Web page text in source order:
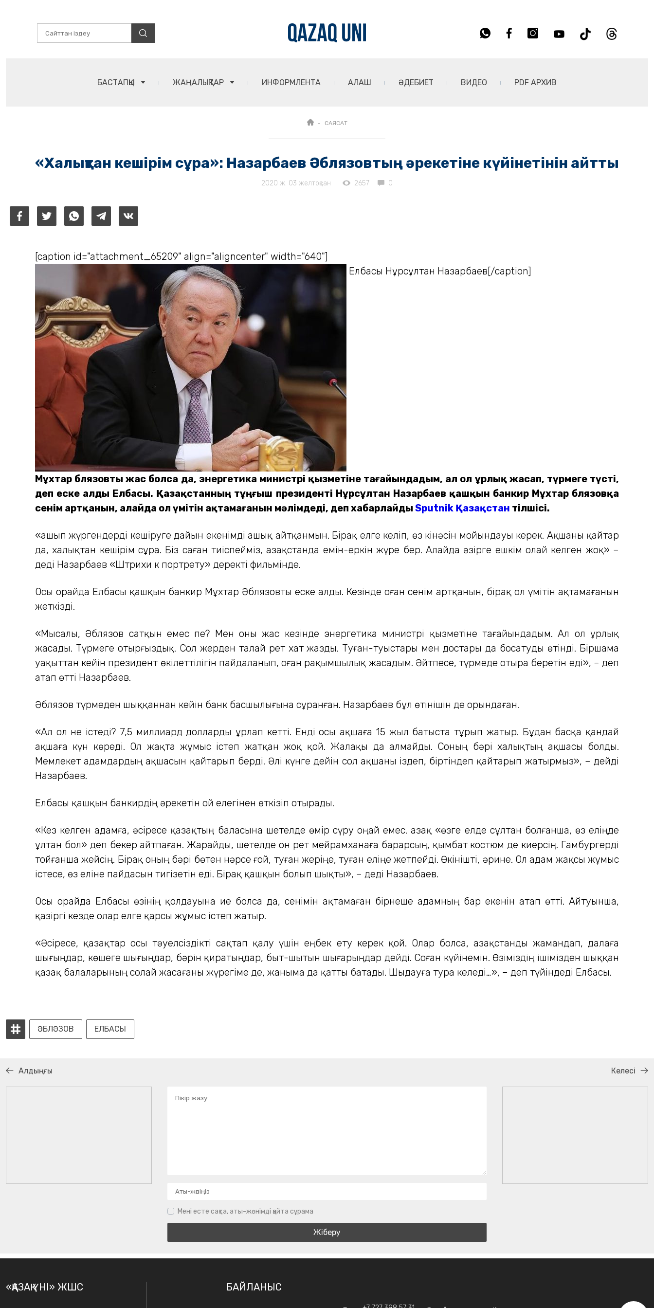
БАСТАПҚЫ ЖАҢАЛЫҚТАР ИНФОРМЛЕНТА АЛАШ ӘДЕБИЕТ ВИДЕО PDF АРХИВ
САЯСАТ
«Халықтан кешірім сұра»: Назарбаев Әблязовтың әрекетіне күйінетінін айтты
2020 ж. 03 желтоқсан 2657 0
[caption id="attachment_65209" align="aligncenter" width="640"]
Елбасы Нұрсұлтан Назарбаев[/caption]
Мұхтар Әблязовты жас болса да, энергетика министрі қызметіне тағайындадым, ал ол ұрлық жасап, түрмеге түсті,
деп еске алды Елбасы. Қазақстанның тұңғыш президенті Нұрсұлтан Назарбаев қашқын банкир Мұхтар Әблязовқа
сенім артқанын, алайда ол үмітін ақтамағанын мәлімдеді, деп хабарлайды Sputnik Қазақстан тілшісі.
«Қашып жүргендерді кешіруге дайын екенімді ашық айтқанмын. Бірақ елге келіп, өз кінәсін мойындауы керек. Ақшаны қайтар
да, халықтан кешірім сұра. Біз саған тиіспейміз, Қазақстанда емін-еркін жүре бер. Алайда әзірге ешкім олай келген жоқ» –
деді Назарбаев «Штрихи к портрету» деректі фильмінде.
Осы орайда Елбасы қашқын банкир Мұхтар Әблязовты еске алды. Кезінде оған сенім артқанын, бірақ ол үмітін ақтамағанын
жеткізді.
«Мысалы, Әблязов сатқын емес пе? Мен оны жас кезінде энергетика министрі қызметіне тағайындадым. Ал ол ұрлық
жасады. Түрмеге отырғыздық. Сол жерден талай рет хат жазды. Туған-туыстары мен достары да босатуды өтінді. Біршама
уақыттан кейін президент өкілеттілігін пайдаланып, оған рақымшылық жасадым. Әйтпесе, түрмеде отыра беретін еді», – деп
атап өтті Назарбаев.
Әблязов түрмеден шыққаннан кейін банк басшылығына сұранған. Назарбаев бұл өтінішін де орындаған.
«Ал ол не істеді? 7,5 миллиард долларды ұрлап кетті. Енді осы ақшаға 15 жыл батыста тұрып жатыр. Бұдан басқа қандай
ақшаға күн көреді. Ол жақта жұмыс істеп жатқан жоқ қой. Жалақы да алмайды. Соның бәрі халықтың ақшасы болды.
Мемлекет адамдардың ақшасын қайтарып берді. Әлі күнге дейін сол ақшаны іздеп, біртіндеп қайтарып жатырмыз», – дейді
Назарбаев.
Елбасы қашқын банкирдің әрекетін ой елегінен өткізіп отырады.
«Кез келген адамға, әсіресе қазақтың баласына шетелде өмір сүру оңай емес. Қазақ «өзге елде сұлтан болғанша, өз еліңде
ұлтан бол» деп бекер айтпаған. Жарайды, шетелде он рет мейрамханаға барарсың, қымбат костюм де киерсің. Гамбургерді
тойғанша жейсің. Бірақ оның бәрі бөтен нәрсе ғой, туған жеріңе, туған еліңе жетпейді. Өкінішті, әрине. Ол адам жақсы жұмыс
істесе, өз еліне пайдасын тигізетін еді. Бірақ қашқын болып шықты», – деді Назарбаев.
Осы орайда Елбасы өзінің қолдауына ие болса да, сенімін ақтамаған бірнеше адамның бар екенін атап өтті. Айтуынша,
қазіргі кезде олар елге қарсы жұмыс істеп жатыр.
«Әсіресе, қазақтар осы тәуелсіздікті сақтап қалу үшін еңбек ету керек қой. Олар болса, Қазақстанды жамандап, далаға
шығыңдар, көшеге шығыңдар, бәрін қиратыңдар, быт-шытын шығарыңдар дейді. Соған күйінемін. Өзіміздің ішімізден шыққан
қазақ балаларының солай жасағаны жүрегіме де, жаныма да қатты батады. Шыдауға тура келеді…», – деп түйіндеді Елбасы.
ӘБЛӘЗОВ ЕЛБАСЫ
Алдыңғы Келесі
Мені есте сақта, аты-жөнімді қайта сұрама
«ҚАЗАҚ ҮНІ» ЖШС БАЙЛАНЫС